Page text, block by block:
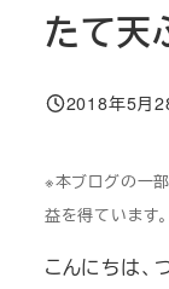
たて天
投稿日
2018年5月
※本ブログの一
益を得ています。
こんにちは、